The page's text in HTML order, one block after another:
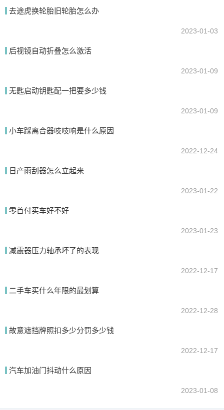
提交
去途虎换轮胎旧轮胎怎么办
2023-01-03
后视镜自动折叠怎么激活
2023-01-09
无匙启动钥匙配一把要多少钱
2023-01-09
小车踩离合器吱吱响是什么原因
2022-12-24
日产雨刮器怎么立起来
2023-01-22
零首付买车好不好
2023-01-23
减震器压力轴承坏了的表现
2022-12-17
二手车买什么年限的最划算
2022-12-28
故意遮挡牌照扣多少分罚多少钱
2022-12-17
汽车加油门抖动什么原因
2023-01-08